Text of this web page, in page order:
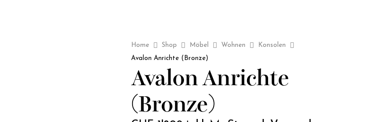
Home Shop Möbel Wohnen
Konsolen
Avalon Anrichte (Bronze)
Avalon Anrichte
(Bronze)